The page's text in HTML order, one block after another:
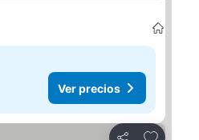
Ver precios
Agregar